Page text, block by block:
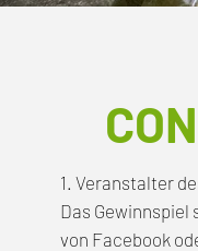
1. Veranstalter
Das Gewinnspiel
von Facebook